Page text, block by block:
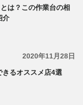
は？この作業台の相
介
2020年11月28日
るオススメ店4選